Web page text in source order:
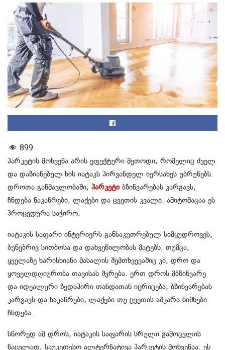
899
პარკეტის მოხვეწა არის ეფექტური მეთოდი, რომელიც ძველ
და დაზიანებულ ხის იატაკს პირვანდელ იერსახეს უბრუნებს.
დროთა განმავლობაში, პარკეტიბზინვარებას კარგავს,
ჩნდება ნაკაწრები, ლაქები და ცვეთის კვალი. ამიტომაცაა ეს
პროცედურა საჭირო.
იატაკის საფარი ინტერიერს განსაკუთრებულ სიმყუდროვეს,
ბუნებრივ სითბოსა და დახვეწილობას მატებს. თუმცა,
ყველაზე ხარისხიანი მასალის შემთხვევაშიც კი, დრო და
ყოველდღიურობა თავისას შვრება. ერთ დროს მბზინვარე
და იდეალური ზედაპირი თანდათან იცრიცება, ბზინვარებას
კარგავს და ნაკაწრები, ლაქები თუ ცვეთის აშკარა ნიშნები
ჩნდება.
სწორედ ამ დროს, იატაკის საფარის სრული გამოცვლის
ნაცვლად, საუკეთესო ალტერნატივა პარკეტის მოხვეწაა. ეს